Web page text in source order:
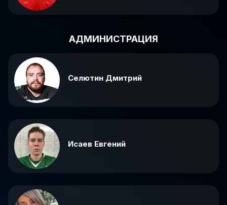
АДМИНИСТРАЦИЯ
Селютин Дмитрий
Исаев Евгений